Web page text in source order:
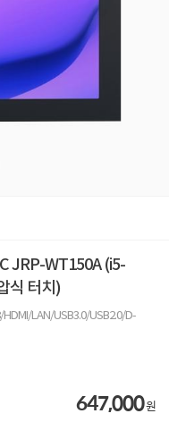
JRP-WT150A (i5-
식 터치)
LAN/USB3.0/USB2.0/D-
647,000원